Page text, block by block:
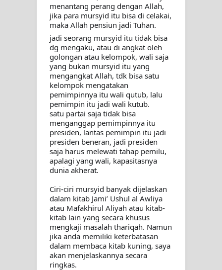
menantang perang dengan Allah,
jika para mursyid itu bisa di celakai,
maka Allah pensiun jadi Tuhan.
jadi seorang mursyid itu tidak bisa
dg mengaku, atau di angkat oleh
golongan atau kelompok, wali saja
yang bukan mursyid itu yang
mengangkat Allah, tdk bisa satu
kelompok mengatakan
pemimpinnya itu wali qutub, lalu
pemimpin itu jadi wali kutub.
satu partai saja tidak bisa
menganggap pemimpinnya itu
presiden, lantas pemimpin itu jadi
presiden beneran, jadi presiden
saja harus melewati tahap pemilu,
apalagi yang wali, kapasitasnya
dunia akherat.
Ciri-ciri mursyid banyak dijelaskan
dalam kitab Jami’ Ushul al Awliya
atau Mafakhirul Aliyah atau kitab-
kitab lain yang secara khusus
mengkaji masalah thariqah. Namun
jika anda memiliki keterbatasan
dalam membaca kitab kuning, saya
akan menjelaskannya secara
ringkas.